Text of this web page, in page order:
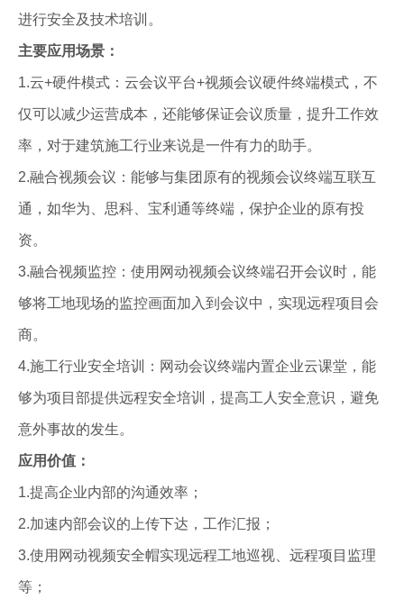
进行安全及技术培训。
主要应用场景：
1.云+硬件模式：云会议平台+视频会议硬件终端模式，不
仅可以减少运营成本，还能够保证会议质量，提升工作效
率，对于建筑施工行业来说是一件有力的助手。
2.融合视频会议：能够与集团原有的视频会议终端互联互
通，如华为、思科、宝利通等终端，保护企业的原有投
资。
3.融合视频监控：使用网动视频会议终端召开会议时，能
够将工地现场的监控画面加入到会议中，实现远程项目会
商。
4.施工行业安全培训：网动会议终端内置企业云课堂，能
够为项目部提供远程安全培训，提高工人安全意识，避免
意外事故的发生。
应用价值：
1.提高企业内部的沟通效率；
2.加速内部会议的上传下达，工作汇报；
3.使用网动视频安全帽实现远程工地巡视、远程项目监理
等；